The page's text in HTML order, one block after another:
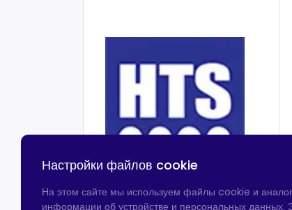
Настройки файлов cookie
На этом сайте мы используем файлы cookie и
информации об устройстве и персональных данных.